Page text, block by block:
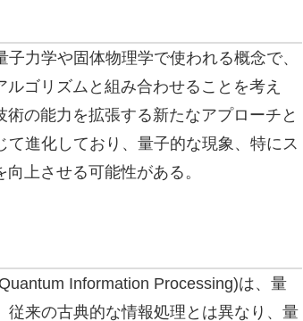
力学や固体物理学で使われる概念で、
ゴリズムと組み合わせることを考え
の能力を拡張する新たなアプローチと
進化しており、量子的な現象、特にス
上させる可能性がある。
Information Processing)は、量
来の古典的な情報処理とは異なり、量